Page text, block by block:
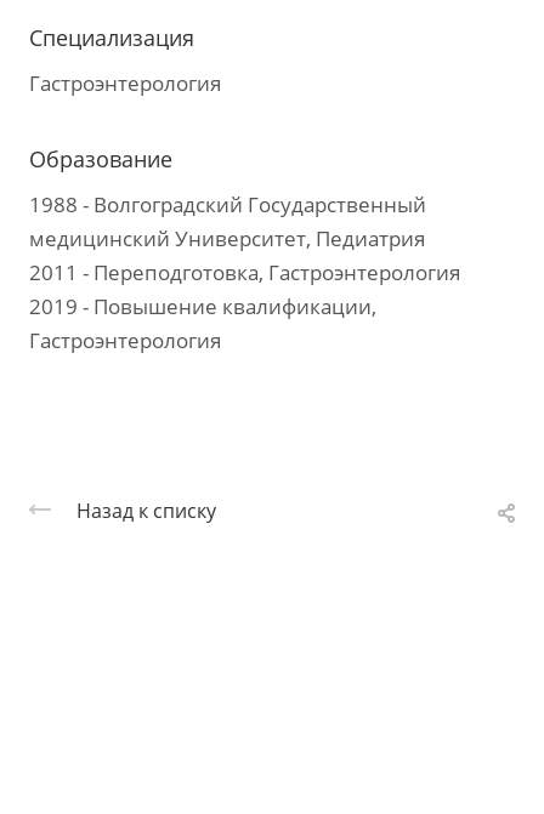
Специализация
Гастроэнтерология
Образование
1988 - Волгоградский Государственный
медицинский Университет, Педиатрия
2011 - Переподготовка, Гастроэнтерология
2019 - Повышение квалификации,
Гастроэнтерология
Назад к списку